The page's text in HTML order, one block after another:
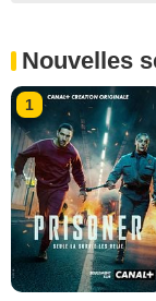
Nouvelles
1